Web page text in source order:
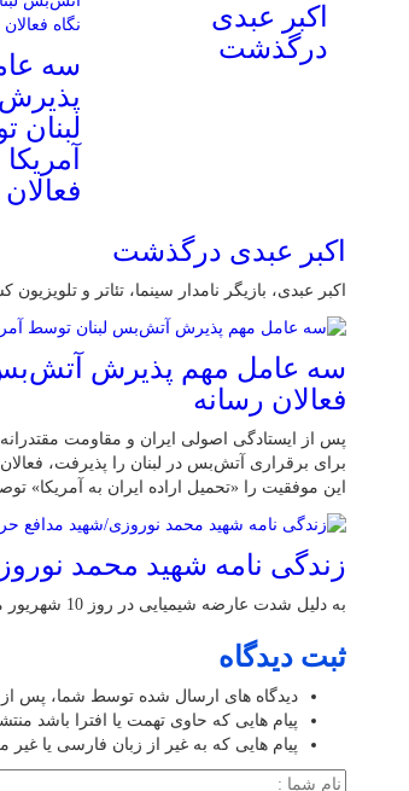
اکبر عبدی
درگذشت
سه
لبنان
اکبر عبدی درگذشت
اکبر عبدی، بازیگر نامدار سینما، تئاتر و
سه عامل مهم پذیرش آتش‌بس
فعالان رسانه
پس از ایستادگی اصولی ایران و مقاومت
برای برقراری آتش‌بس در لبنان را پذیرفت،
این موفقیت را «تحمیل اراده ایران به آمریکا»
زندگی نامه شهید محمد
به دلیل شدت عارضه شیمیایی در روز 10 شهریور ماه 1400 در سوریه آسمانی شد
ثبت دیدگاه
دیدگاه های ارسال شده توسط شما، پس از
پیام هایی که حاوی تهمت یا افترا باشد
پیام هایی که به غیر از زبان فارسی یا